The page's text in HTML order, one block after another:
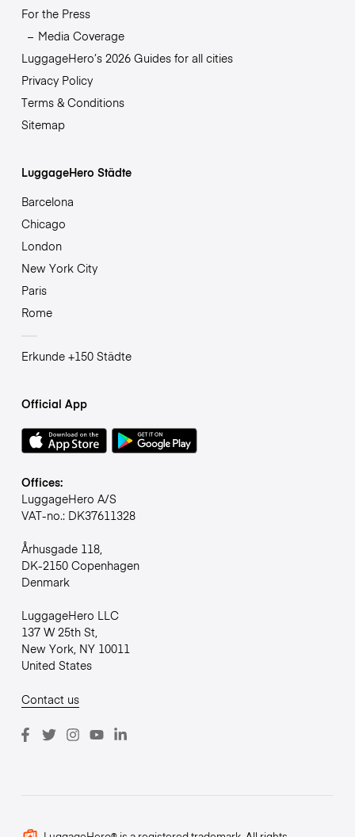
For the Press
Media Coverage
LuggageHero’s 2026 Guides for all cities
Privacy Policy
Terms & Conditions
Sitemap
LuggageHero Städte
Barcelona
Chicago
London
New York City
Paris
Rome
Erkunde +150 Städte
Official App
Offices:
LuggageHero A/S
VAT-no.: DK37611328
Århusgade 118,
DK-2150 Copenhagen
Denmark
LuggageHero LLC
137 W 25th St,
New York, NY 10011
United States
Contact us